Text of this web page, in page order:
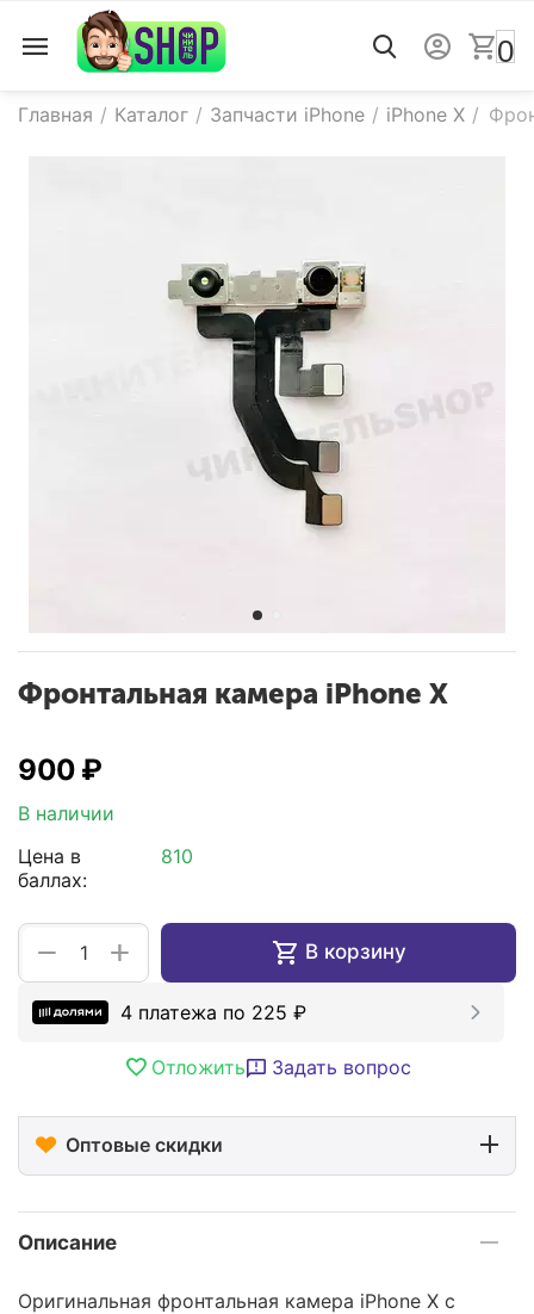
0
Главная / Каталог / Запчасти iPhone / iPhone X /
Фронтальная камера iPhone X
‍900‍ ₽
В наличии
Цена в
баллах:
810
+
− В корзину
4 платежа по 225 ₽
Отложить Задать вопрос
Оптовые скидки
Описание
Оригинальная фронтальная камера iPhone X c